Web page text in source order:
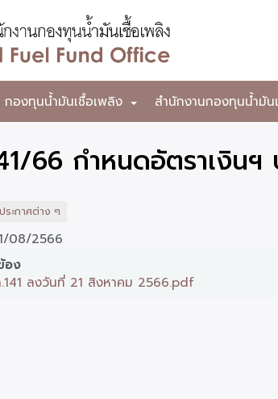
น
+
กองทุนน้ำมันเชื้อเพลิง สำนักงานกองทุนน้ำมัน
66 กำหนดอัตราเงิน
ประกาศต่าง ๆ
08/2566
อง
.141 ลงวันที่ 21 สิงหาคม 2566.pdf